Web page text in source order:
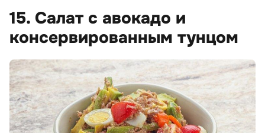
15. Салат с авокадо и
консервированным тунцом